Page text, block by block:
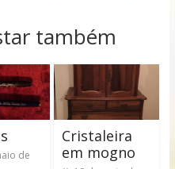
também
de
Cristaleira
em mogno